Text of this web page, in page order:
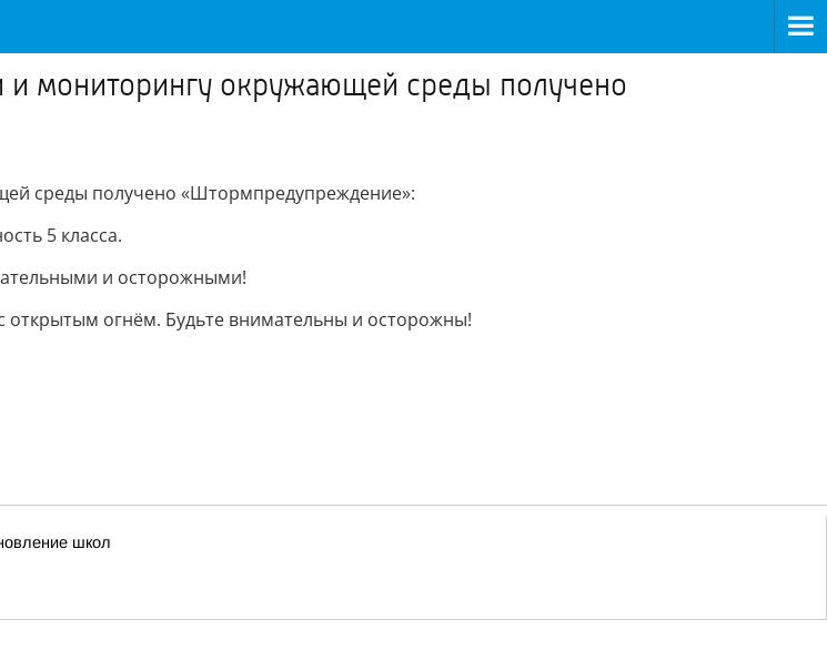
и мониторингу окружающей среды получено
среды получено «Штормпредупреждение»:
5 класса.
и осторожными!
огнём. Будьте внимательны и осторожны!
школ